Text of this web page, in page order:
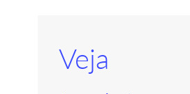
Veja